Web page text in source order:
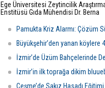
Ege Üniversitesi Zeytincilik
Enstitüsü Gıda Mühendisi Dr. Berna
edilmesi gereken en önemli
Pamukta Kriz Alarmı: Çözüm
Büyükşehir’den yanan
İzmir’de Üzüm Bahçelerinde
İzmir’in ilk toprağa dikim
Çeşme’de Sakız Hasadı